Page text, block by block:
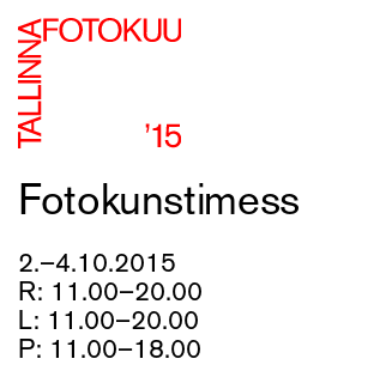
Fotokunstimess
2.–4.10.2015
R: 11.00–20.00
L: 11.00–20.00
P: 11.00–18.00